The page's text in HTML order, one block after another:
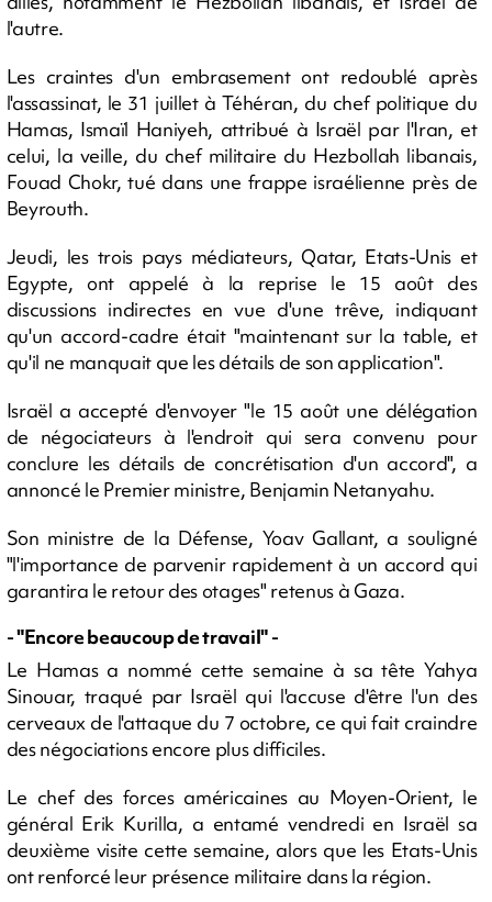
l'autre.
Les craintes d'un embrasement ont redoublé après
l'assassinat, le 31 juillet à Téhéran, du chef politique du
Hamas, Ismaïl Haniyeh, attribué à Israël par l'Iran, et
celui, la veille, du chef militaire du Hezbollah libanais,
Fouad Chokr, tué dans une frappe israélienne près de
Beyrouth.
Jeudi, les trois pays médiateurs, Qatar, Etats-Unis et
Egypte, ont appelé à la reprise le 15 août des
discussions indirectes en vue d'une trêve, indiquant
qu'un accord-cadre était "maintenant sur la table, et
qu'il ne manquait que les détails de son application".
Israël a accepté d'envoyer "le 15 août une délégation
de négociateurs à l'endroit qui sera convenu pour
conclure les détails de concrétisation d'un accord", a
annoncé le Premier ministre, Benjamin Netanyahu.
Son ministre de la Défense, Yoav Gallant, a souligné
"l'importance de parvenir rapidement à un accord qui
garantira le retour des otages" retenus à Gaza.
- "Encore beaucoup de travail" -
Le Hamas a nommé cette semaine à sa tête Yahya
Sinouar, traqué par Israël qui l'accuse d'être l'un des
cerveaux de l'attaque du 7 octobre, ce qui fait craindre
des négociations encore plus difficiles.
Le chef des forces américaines au Moyen-Orient, le
général Erik Kurilla, a entamé vendredi en Israël sa
deuxième visite cette semaine, alors que les Etats-Unis
ont renforcé leur présence militaire dans la région.